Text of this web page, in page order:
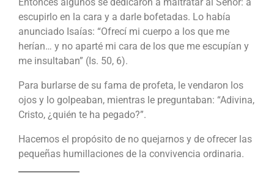
escupirlo en la cara y a darle bofetadas. Lo había
anunciado Isaías: “Ofrecí mi cuerpo a los que me
herían… y no aparté mi cara de los que me escupían y
me insultaban” (Is. 50, 6).
Para burlarse de su fama de profeta, le vendaron los
ojos y lo golpeaban, mientras le preguntaban: “Adivina,
Cristo, ¿quién te ha pegado?”.
Hacemos el propósito de no quejarnos y de ofrecer las
pequeñas humillaciones de la convivencia ordinaria.